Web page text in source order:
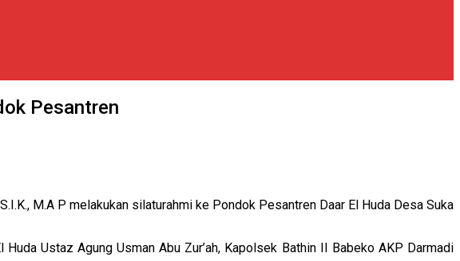
Pesantren
M.A P melakukan silaturahmi ke Pondok Pesantren Daar El Huda Desa Suka
Ustaz Agung Usman Abu Zur’ah, Kapolsek Bathin II Babeko AKP Darmadi